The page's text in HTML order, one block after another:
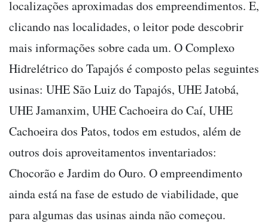
localizações aproximadas dos empreendimentos. E,
clicando nas localidades, o leitor pode descobrir
mais informações sobre cada um. O Complexo
Hidrelétrico do Tapajós é composto pelas seguintes
usinas: UHE São Luiz do Tapajós, UHE Jatobá,
UHE Jamanxim, UHE Cachoeira do Caí, UHE
Cachoeira dos Patos, todos em estudos, além de
outros dois aproveitamentos inventariados:
Chocorão e Jardim do Ouro. O empreendimento
ainda está na fase de estudo de viabilidade, que
para algumas das usinas ainda não começou.